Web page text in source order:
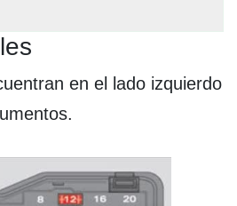
en el lado izquierdo